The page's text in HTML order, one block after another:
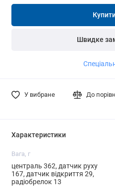
Швидке
У вибране До
Характеристики
Вага, г
централь 362, датчик руху
167, датчик відкриття 29,
радіобрелок 13